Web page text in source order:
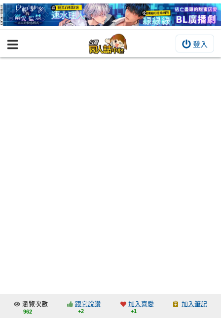
登入
BOOKY書集倉庫
交流中心
瀏覽次數
962
跟它說讚
+2
加入喜愛
+1
加入筆記